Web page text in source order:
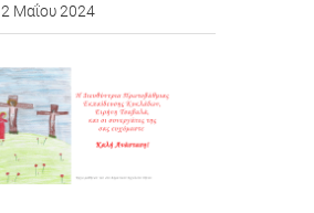
2 Μαΐου 2024